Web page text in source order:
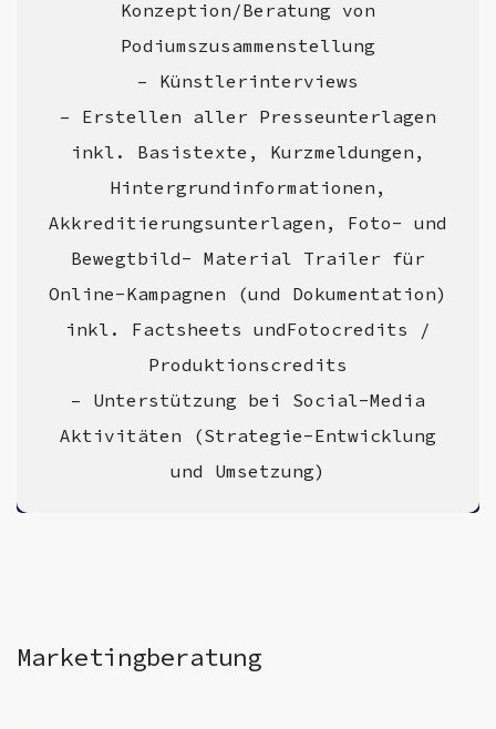
Konzeption/Beratung von
Podiumszusammenstellung
– Künstlerinterviews
– Erstellen aller Presseunterlagen
inkl. Basistexte, Kurzmeldungen,
Hintergrundinformationen,
Akkreditierungsunterlagen, Foto- und
Bewegtbild- Material Trailer für
Online-Kampagnen (und Dokumentation)
inkl. Factsheets undFotocredits /
Produktionscredits
– Unterstützung bei Social-Media
Aktivitäten (Strategie-Entwicklung
und Umsetzung)
Marketingberatung